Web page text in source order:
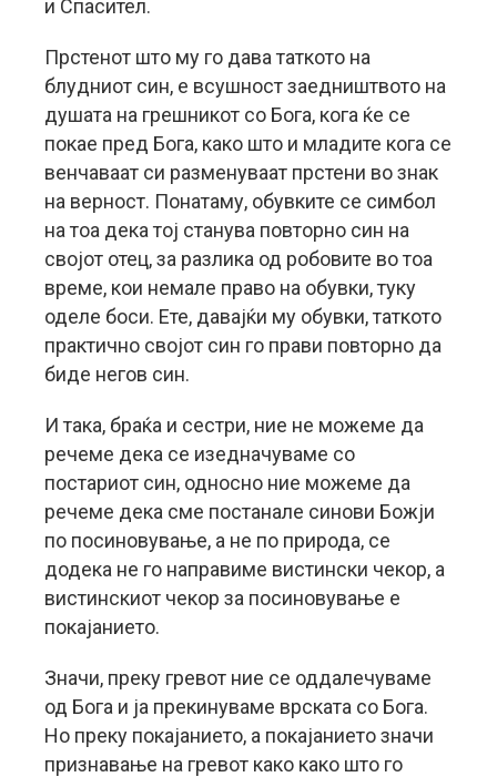
и Спасител.
Прстенот што му го дава таткото на
блудниот син, е всушност заедништвото на
душата на грешникот со Бога, кога ќе се
покае пред Бога, како што и младите кога се
венчаваат си разменуваат прстени во знак
на верност. Понатаму, обувките се симбол
на тоа дека тој станува повторно син на
својот отец, за разлика од робовите во тоа
време, кои немале право на обувки, туку
оделе боси. Ете, давајќи му обувки, таткото
практично својот син го прави повторно да
биде негов син.
И така, браќа и сестри, ние не можеме да
речеме дека се изедначуваме со
постариот син, односно ние можеме да
речеме дека сме постанале синови Божји
по посиновување, а не по природа, се
додека не го направиме вистински чекор, а
вистинскиот чекор за посиновување е
покајанието.
Значи, преку гревот ние се оддалечуваме
од Бога и ја прекинуваме врската со Бога.
Но преку покајанието, а покајанието значи
признавање на гревот како како што го